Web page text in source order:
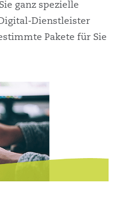
ganz spezielle
Dienstleister
Pakete für Sie